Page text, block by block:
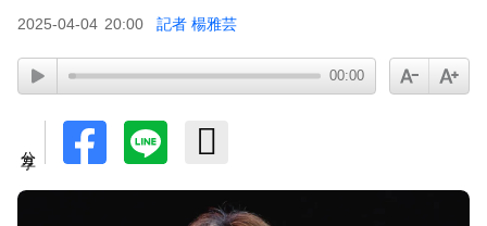
2025-04-04 20:00 記者 楊雅芸
00:00